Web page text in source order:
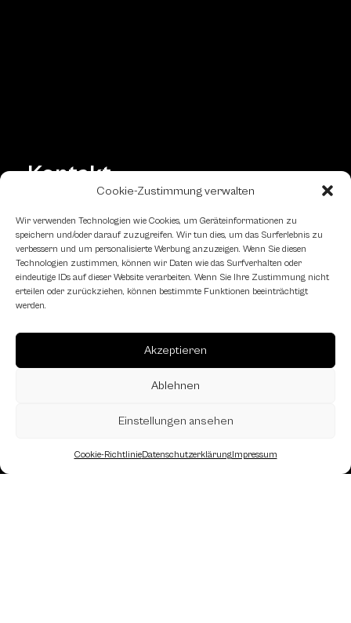
Cookie-Zustimmung verwalten
Wir verwenden Technologien wie Cookies, um Geräteinformationen zu
speichern und/oder darauf zuzugreifen. Wir tun dies, um das Surferlebnis zu
verbessern und um personalisierte Werbung anzuzeigen. Wenn Sie diesen
Technologien zustimmen, können wir Daten wie das Surfverhalten oder
eindeutige IDs auf dieser Website verarbeiten. Wenn Sie Ihre Zustimmung nicht
erteilen oder zurückziehen, können bestimmte Funktionen beeinträchtigt
werden.
Akzeptieren
Ablehnen
Einstellungen ansehen
Cookie-RichtlinieDatenschutzerklärungImpressum
Kontakt
nehmen Sie gerne Kontakt mit uns
auf!
Kontaktformular
Schachfreundliche Lokale